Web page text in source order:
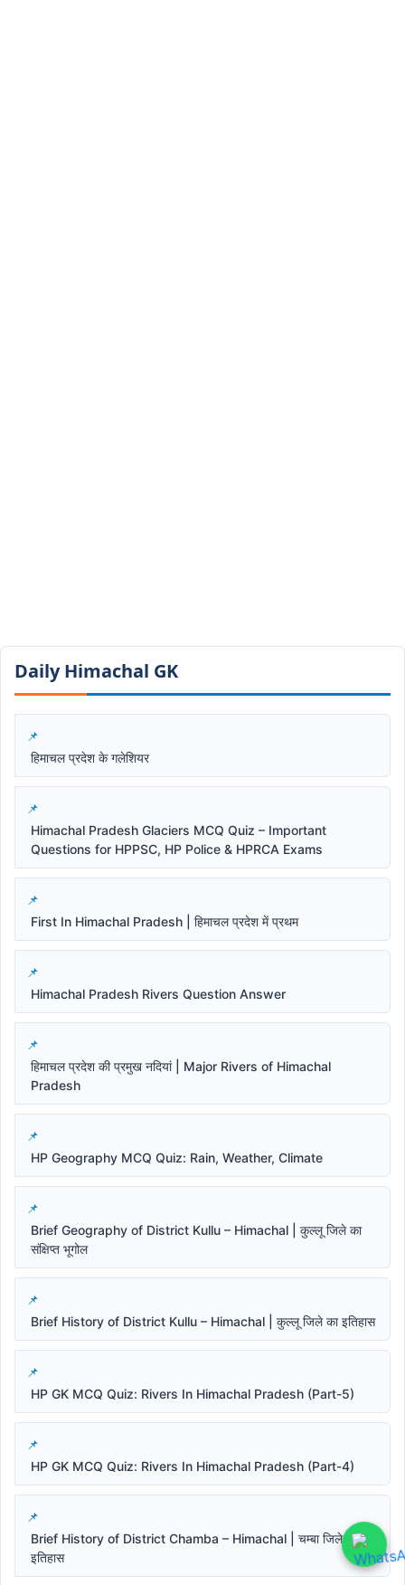
Daily Himachal GK​​
हिमाचल प्रदेश के गलेशियर
Himachal Pradesh Glaciers MCQ Quiz – Important
Questions for HPPSC, HP Police & HPRCA Exams
First In Himachal Pradesh | हिमाचल प्रदेश में प्रथम
Himachal Pradesh Rivers Question Answer
हिमाचल प्रदेश की प्रमुख नदियां | Major Rivers of Himachal
Pradesh
HP Geography MCQ Quiz: Rain, Weather, Climate
Brief Geography of District Kullu – Himachal | कुल्लू जिले का
संक्षिप्त भूगोल
Brief History of District Kullu – Himachal | कुल्लू जिले का इतिहास
HP GK MCQ Quiz: Rivers In Himachal Pradesh (Part-5)
HP GK MCQ Quiz: Rivers In Himachal Pradesh (Part-4)
Brief History of District Chamba – Himachal | चम्बा जिले का
इतिहास